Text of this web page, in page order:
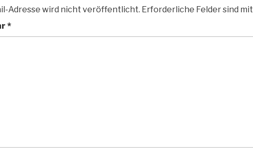
Adresse wird nicht veröffentlicht. Erforderliche Felder sind mit
*